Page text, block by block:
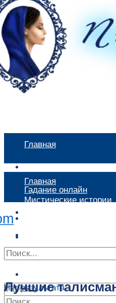
Главная
Гадание онлайн
Контакты
Главная
Мистические истории
Сонник
Нет результата
Лучшие